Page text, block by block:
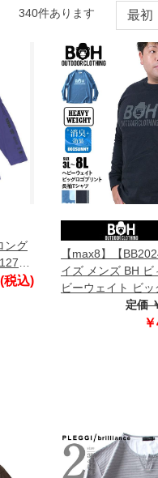
340件あります 最初
ング
税込)
【max8】【
イズ メンズ BH ビ
ビーウェイト ビッ
ト 長袖 Tシャツ
定価